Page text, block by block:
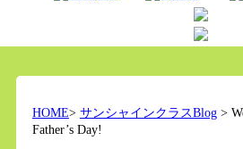
HOME> サンシャインクラスBlog>
Father’s Day!